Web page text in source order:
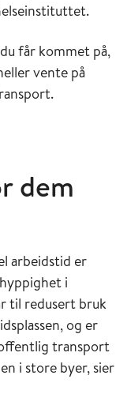
får kommet på,
vente på
dem
arbeidstid er
i
til redusert bruk
og er
transport
i store byer, sier